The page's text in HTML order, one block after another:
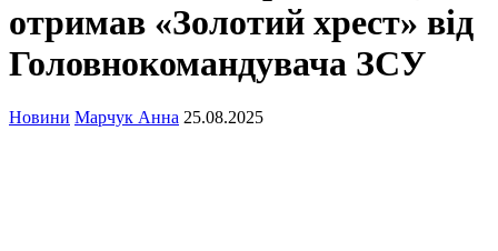
отримав «Золотий хрест» від
Головнокомандувача ЗСУ
Новини Марчук Анна 25.08.2025